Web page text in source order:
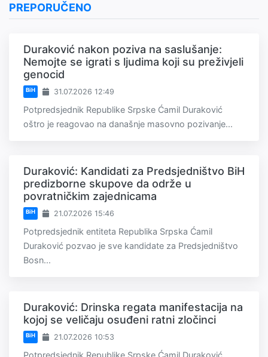
PREPORUČENO
Duraković nakon poziva na saslušanje:
Nemojte se igrati s ljudima koji su preživjeli
genocid
BiH 31.07.2026 12:49
Potpredsjednik Republike Srpske Ćamil Duraković
oštro je reagovao na današnje masovno pozivanje...
Duraković: Kandidati za Predsjedništvo BiH
predizborne skupove da održe u
povratničkim zajednicama
BiH 21.07.2026 15:46
Potpredsjednik entiteta Republika Srpska Ćamil
Duraković pozvao je sve kandidate za Predsjedništvo
Bosn...
Duraković: Drinska regata manifestacija na
kojoj se veličaju osuđeni ratni zločinci
BiH 21.07.2026 10:53